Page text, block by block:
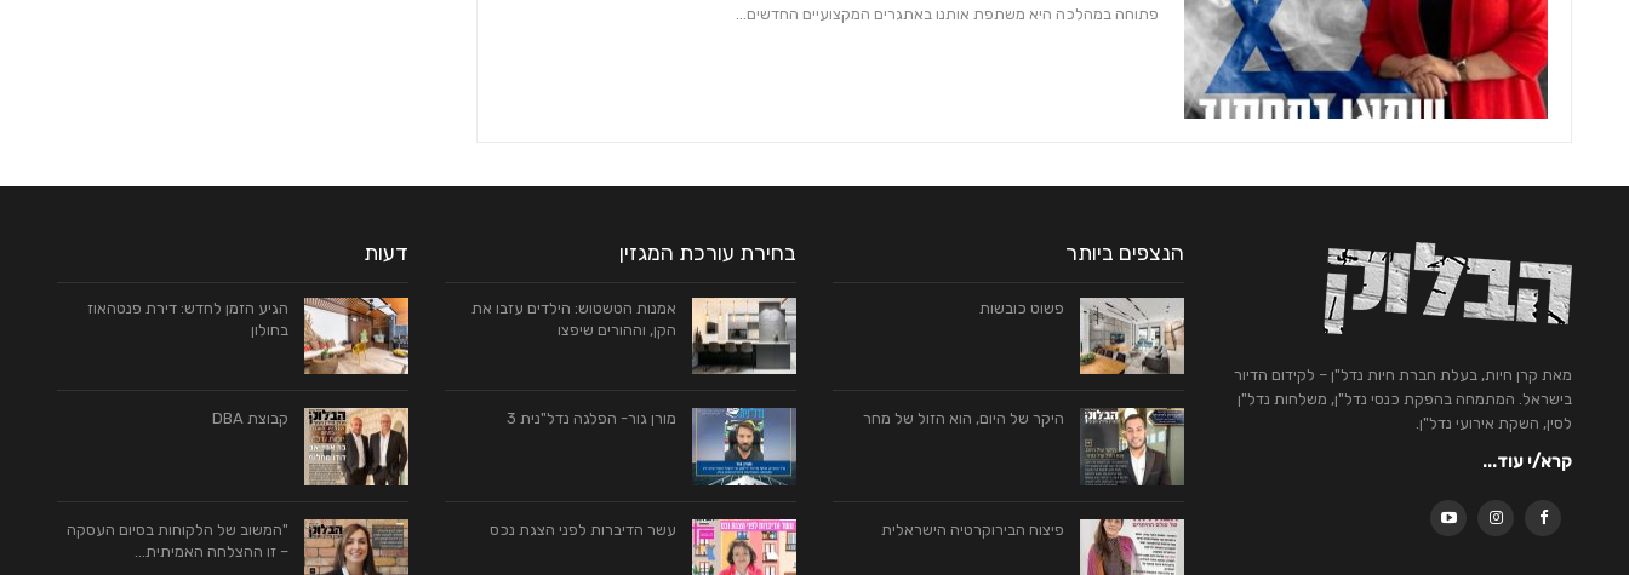
פתוחה במהלכה היא משתפת אותנו באתגרים המקצועיים החדשים…
מאת קרן חיות, בעלת חברת חיות נדל"ן – לקידום הדיור
בישראל. המתמחה בהפקת כנסי נדל"ן, משלחות נדל"ן
לסין, השקת אירועי נדל"ן.
קרא/י עוד...
הנצפים ביותר
פשוט כובשות
היקר של היום, הוא הזול של מחר
פיצוח הבירוקרטיה הישראלית
בחירת עורכת המגזין
אמנות הטשטוש: הילדים עזבו את
הקן, וההורים שיפצו
מורן גור- הפלגה נדל"נית 3
עשר הדיברות לפני הצגת נכס
דעות
הגיע הזמן לחדש: דירת פנטהאוז
בחולון
קבוצת DBA
"המשוב של הלקוחות בסיום העסקה
– זו ההצלחה האמיתית…